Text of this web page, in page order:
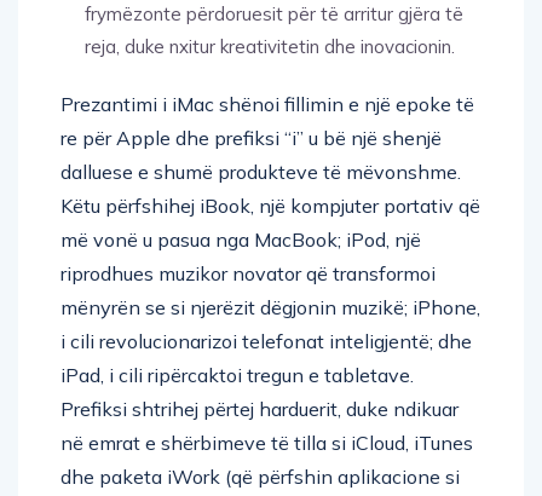
frymëzonte përdoruesit për të arritur gjëra të
reja, duke nxitur kreativitetin dhe inovacionin.
Prezantimi i iMac shënoi fillimin e një epoke të
re për Apple dhe prefiksi “i” u bë një shenjë
dalluese e shumë produkteve të mëvonshme.
Këtu përfshihej iBook, një kompjuter portativ që
më vonë u pasua nga MacBook; iPod, një
riprodhues muzikor novator që transformoi
mënyrën se si njerëzit dëgjonin muzikë; iPhone,
i cili revolucionarizoi telefonat inteligjentë; dhe
iPad, i cili ripërcaktoi tregun e tabletave.
Prefiksi shtrihej përtej harduerit, duke ndikuar
në emrat e shërbimeve të tilla si iCloud, iTunes
dhe paketa iWork (që përfshin aplikacione si